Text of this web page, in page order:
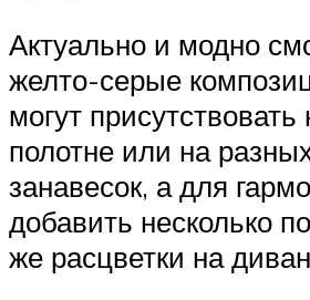
Актуально и модно
желто-серые
могут
полотне или на
занавесок, а для
добавить несколько
же расцветки на